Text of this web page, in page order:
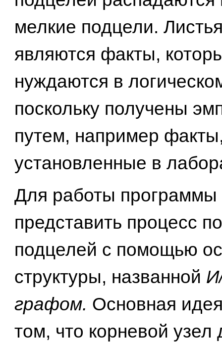
мелкие подцели.
являются факты,
нуждаются в
поскольку получены
путем, например
установленные в
Для работы программы
представить процесс
подцелей с помощью
структуры, названной
графом. Основная
том, что корневой узел